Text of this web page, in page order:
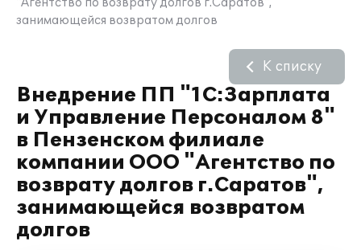
"Агентство по возврату долгов г.Саратов",
занимающейся возвратом долгов
Внедрение ПП "1С:Зарплата
и Управление Персоналом 8"
в Пензенском филиале
компании ООО "Агентство по
возврату долгов г.Саратов",
занимающейся возвратом
долгов
К списку